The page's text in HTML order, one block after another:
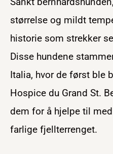
størrelse og mildt
historie som strekker
Disse hundene
Italia, hvor de først ble
Hospice du Grand St.
dem for å hjelpe til
farlige fjellterrenget.